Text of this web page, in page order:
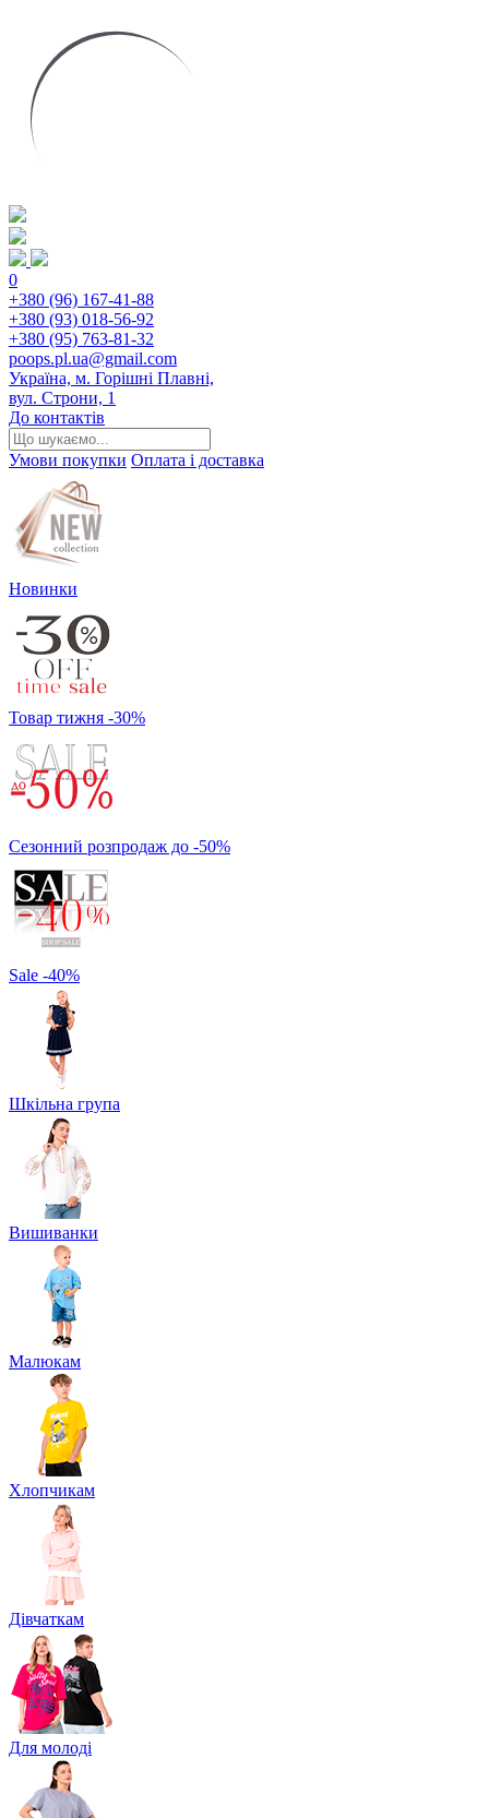
0
+380 (96) 167-41-88
+380 (93) 018-56-92
+380 (95) 763-81-32
poops.pl.ua@gmail.com
Україна, м. Горішні Плавні,
вул. Строни, 1
До контактів
Умови покупки Оплата і доставка
Новинки
Товар тижня -30%
Сезонний розпродаж до -50%
Sale -40%
Шкільна група
Вишиванки
Малюкам
Хлопчикам
Дівчаткам
Для молоді